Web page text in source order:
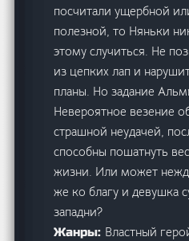
посчитали ущербной
полезной, то Няньки
этому случиться. Не
из цепких лап и
планы. Но задание
Невероятное везение
страшной неудачей,
способны пошатнуть
жизни. Или может
же ко благу и девушка
западни?
Жанры: Властный